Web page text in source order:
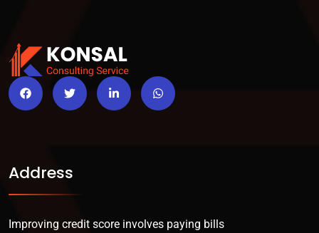
Address
Improving credit score involves paying bills